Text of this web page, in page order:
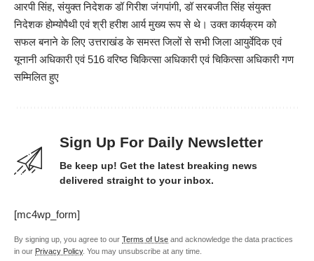
आरपी सिंह, संयुक्त निदेशक डॉ गिरीश जंगपांगी, डॉ सरबजीत सिंह संयुक्त
निदेशक होम्योपैथी एवं श्री हरीश आर्य मुख्य रूप से थे। उक्त कार्यक्रम को
सफल बनाने के लिए उत्तराखंड के समस्त जिलों से सभी जिला आयुर्वेदिक एवं
यूनानी अधिकारी एवं 516 वरिष्ठ चिकित्सा अधिकारी एवं चिकित्सा अधिकारी गण
सम्मिलित हुए
Sign Up For Daily Newsletter
Be keep up! Get the latest breaking news
delivered straight to your inbox.
[mc4wp_form]
By signing up, you agree to our Terms of Use and acknowledge the data practices
in our Privacy Policy. You may unsubscribe at any time.